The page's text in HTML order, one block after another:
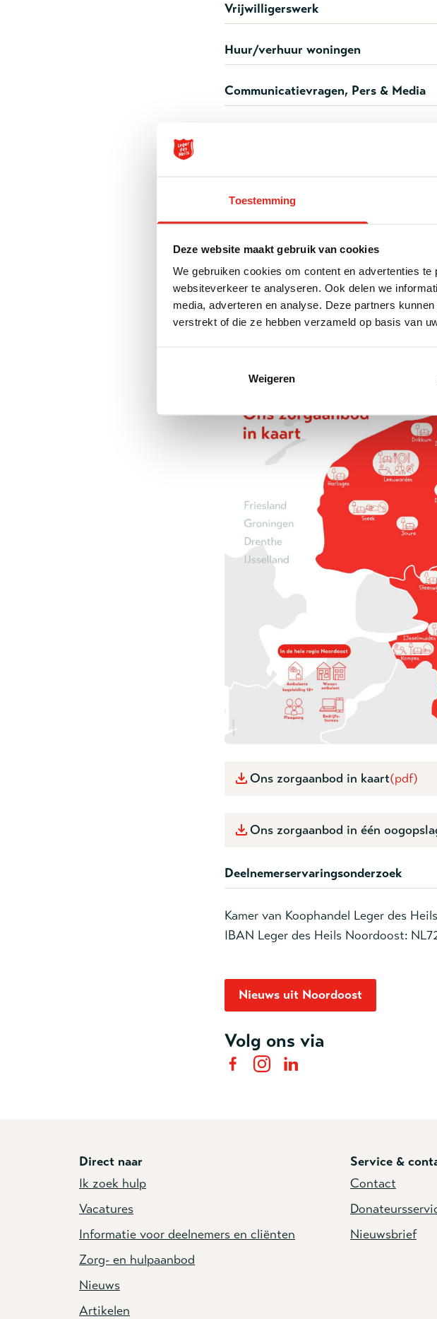
Toestemming
Deze website maakt gebruik van cookies
We gebruiken cookies om content en advertenties
websiteverkeer te analyseren. Ook delen we
media, adverteren en analyse. Deze partners
verstrekt of die ze hebben verzameld op basis van
Weigeren
Vrijwilligerswerk
Huur/verhuur woningen
Communicatievragen, Pers & Media
Heb je buiten kantoortijden een
■ Neem rechtstreeks contact op met
(legerdesheils.nl)
Heb je een andere /
■ Bel dan met: 088 - 065 2240
Ons zorgaanbod in kaart(pdf)
Ons zorgaanbod in één
Deelnemerservaringsonderzoek
Kamer van Koophandel Leger des
IBAN Leger des Heils Noordoost:
Nieuws uit Noordoost
Volg ons via
Direct naar
Ik zoek hulp
Vacatures
Informatie voor deelnemers en cliënten
Zorg- en hulpaanbod
Nieuws
Artikelen
Service &
Contact
Nieuwsbrief